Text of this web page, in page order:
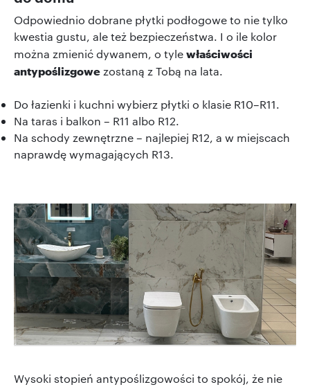
Odpowiednio dobrane płytki podłogowe to nie tylko
kwestia gustu, ale też bezpieczeństwa. I o ile kolor
można zmienić dywanem, o tylewłaściwości
antypoślizgowe zostaną z Tobą na lata.
Do łazienki i kuchni wybierz płytki o klasie R10–R11.
Na taras i balkon – R11 albo R12.
Na schody zewnętrzne – najlepiej R12, a w miejscach
naprawdę wymagających R13.
Wysoki stopień antypoślizgowości to spokój, że nie